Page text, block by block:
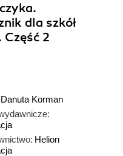
dla szkół
2
Danuta Korman
Helion